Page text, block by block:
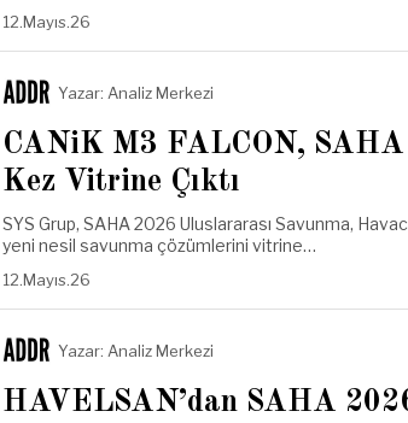
12.Mayıs.26
Yazar: Analiz Merkezi
CANiK M3 FALCON,
Kez Vitrine Çıktı
SYS Grup, SAHA 2026 Uluslararası Savunma,
yeni nesil savunma çözümlerini vitrine…
12.Mayıs.26
Yazar: Analiz Merkezi
HAVELSAN’dan SAHA